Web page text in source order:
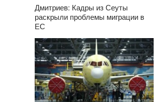
Дмитриев: Кадры из Сеуты
раскрыли проблемы миграции в
ЕС